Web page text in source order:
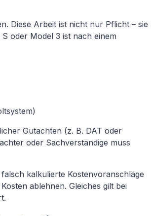
Diese Arbeit ist nicht nur Pflicht – sie
oder Model 3 ist nach einem
Gutachten (z. B. DAT oder
oder Sachverständige muss
kalkulierte Kostenvoranschläge
ablehnen. Gleiches gilt bei